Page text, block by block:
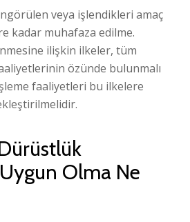
veya işlendikleri amaç
kadar muhafaza edilme.
ilişkin ilkeler, tüm
özünde bulunmalı
faaliyetleri bu ilkelere
Olma Ne